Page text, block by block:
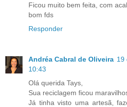
Ficou muito bem feita, com
bom fds
Responder
Andréa Cabral de Oliveira 19
10:43
Olá querida Tays,
Sua reciclagem ficou
Já tinha visto uma artesã,